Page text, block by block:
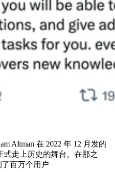
Altman 在 2022 年 12 月发的
式走上历史的舞台。在那之
了百万个用户